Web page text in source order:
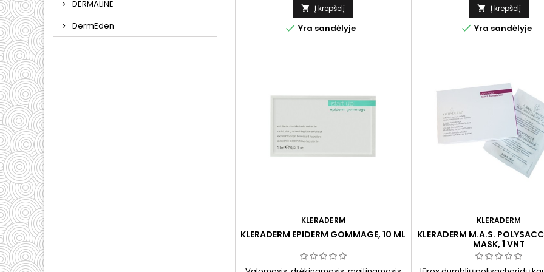
DERMALINE
DermEden
odos švelnumą bei glotnumą.
 Į krepšelį
 Yra sandėlyje
 Į krepšelį
 Yra sandėlyje
KLERADERM
KLERADERM EPIDERM GOMMAGE, 10 ML
KLERADERM
KLERADERM M.A.S.
MASK, 1 VNT